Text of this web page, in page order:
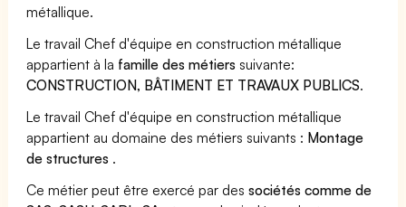
métallique.
Le travail Chef d'équipe en construction métallique
appartient à la famille des métiers suivante:
CONSTRUCTION, BÂTIMENT ET TRAVAUX PUBLICS.
Le travail Chef d'équipe en construction métallique
appartient au domaine des métiers suivants : Montage
de structures .
Ce métier peut être exercé par dessociétés comme de